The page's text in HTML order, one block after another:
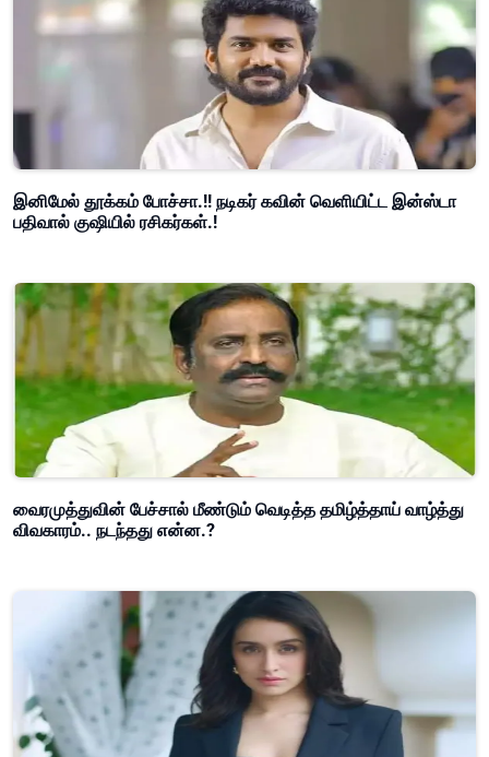
இனிமேல் தூக்கம் போச்சா.!! நடிகர் கவின் வெளியிட்ட இன்ஸ்டா
பதிவால் குஷியில் ரசிகர்கள்.!
வைரமுத்துவின் பேச்சால் மீண்டும் வெடித்த தமிழ்த்தாய் வாழ்த்து
விவகாரம்.. நடந்தது என்ன.?